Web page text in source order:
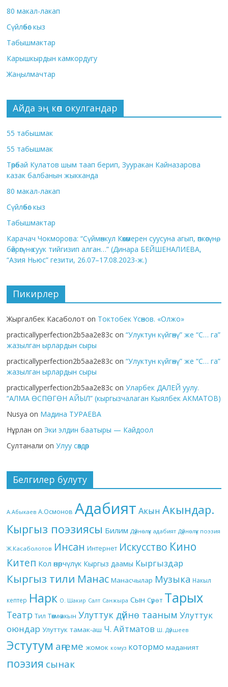
80 макал-лакап
Сүйлөбөс кыз
Табышмактар
Карышкырдын камкордугу
Жаңылмачтар
Айда эң көп окулгандар
55 табышмак
55 табышмак
Төрөбай Кулатов шым таап берип, Зууракан Кайназарова
казак балбанын жыкканда
80 макал-лакап
Сүйлөбөс кыз
Табышмактар
Карачач Чокморова: “Сүймөнкул Көкөмерен суусуна агып, өпкөсүнө,
бөйрөгүнө суук тийгизип алган…” (Динара БЕЙШЕНАЛИЕВА,
“Азия Ньюс” гезити, 26.07–17.08.2023-ж.)
Пикирлер
Жыргалбек Касаболот on Токтобек Үсөнов. «Олжо»
practicallyperfection2b5aa2e83c on“Улуктун күйгөнү” же “С… га”
жазылган ырлардын сыры
practicallyperfection2b5aa2e83c on“Улуктун күйгөнү” же “С… га”
жазылган ырлардын сыры
practicallyperfection2b5aa2e83c onУларбек ДАЛЕЙ уулу.
“АЛМА ӨСПӨГӨН АЙЫЛ” (кыргызчалаган Кыялбек АКМАТОВ)
Nusya on Мадина ТУРАЕВА
Нұрлан on Эки элдин баатыры — Кайдоол
Султанали onУлуу сөздөр
Белгилер булуту
А.Абыкаев А.Осмонов Адабият Акын Акындар.
Кыргыз поэзиясы Билим Дүйнөлүк адабият Дүйнөлүк поэзия
Ж.Касаболотов Инсан Интернет Искусство Кино
Китеп Кол өнөрчүлүк Кыргыз даамы Кыргыздар
Кыргыз тили Манас Манасчылар Музыка Накыл
кептер Нарк О. Шакир Салт Санжыра Сын Сүрөт Тарых
Театр Тил Төкмө акын Улуттук дүйнө тааным Улуттук
оюндар Улуттук тамак-аш Ч. Айтматов Ш. Дүйшеев
Эстутум аңгеме жомок комуз котормо маданият
поэзия сынак